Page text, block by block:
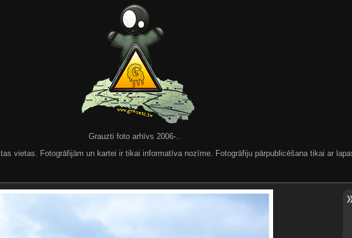
Grauzti foto arhīvs 2006-..
vietas. Fotogrāfijām un kartei ir tikai informatīva nozīme. Fotogrāfiju pārpublicēšana tikai ar